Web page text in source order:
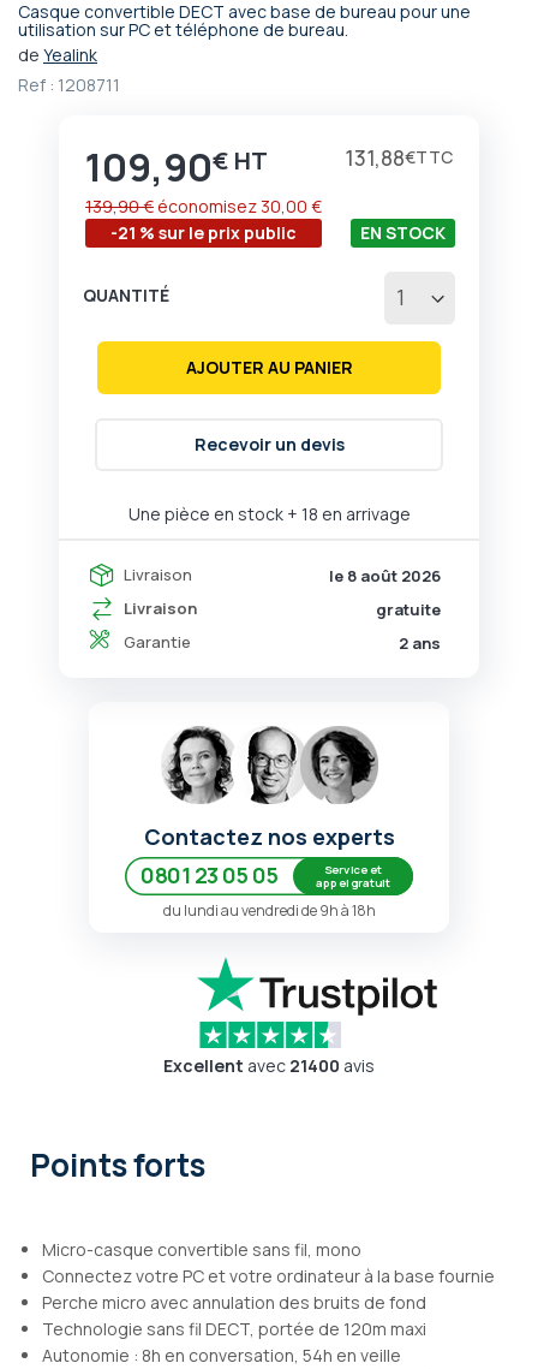
Casque convertible DECT avec base de bureau pour une
utilisation sur PC et téléphone de bureau.
de Yealink
Ref : 1208711
Prix
109,90€ 131,88€
-21 % sur le prix public
139,90 € économisez 30,00 €
Une pièce en stock + 18 en arrivage
EN STOCK
Livraison
le 8 août 2026
Livraison
gratuite
Garantie
2 ans
QUANTITÉ
AJOUTER AU PANIER
Recevoir un devis
Passer
au
de
d’images
Contactez nos experts
0801 23 05 05
Service et
appel gratuit
du lundi au vendredi de 9h à 18h
Excellent avec 21400 avis
Points forts
Micro-casque convertible sans fil, mono
Connectez votre PC et votre ordinateur à la base fournie
Perche micro avec annulation des bruits de fond
Technologie sans fil DECT, portée de 120m maxi
Autonomie : 8h en conversation, 54h en veille